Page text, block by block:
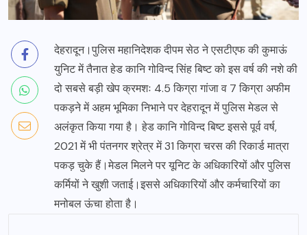
देहरादून।पुलिस महानिदेशक दीपम सेठ ने एसटीएफ की कुमाऊं
युनिट में तैनात हेड कानि गोविन्द सिंह बिष्ट को इस वर्ष की नशे की
दो सबसे बड़ी खेप क्रमशः 4.5 किग्रा गांजा व 7 किग्रा अफीम
पकड़ने में अहम भूमिका निभाने पर देहरादून में पुलिस मेडल से
अलंकृत किया गया है। हेड कानि गोविन्द बिष्ट इससे पूर्व वर्ष,
2021 में भी पंतनगर श्रेत्र में 31 किग्रा चरस की रिकार्ड मात्रा
पकड़ चुके हैं।मेडल मिलने पर यूनिट के अधिकारियों और पुलिस
कर्मियों ने खुशी जताई।इससे अधिकारियों और कर्मचारियों का
मनोबल ऊंचा होता है।